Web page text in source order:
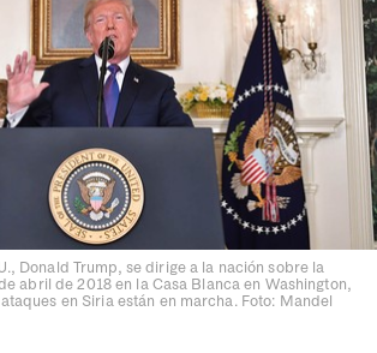
Donald Trump, se dirige a la nación sobre la
abril de 2018 en la Casa Blanca en Washington,
en Siria están en marcha. Foto: Mandel